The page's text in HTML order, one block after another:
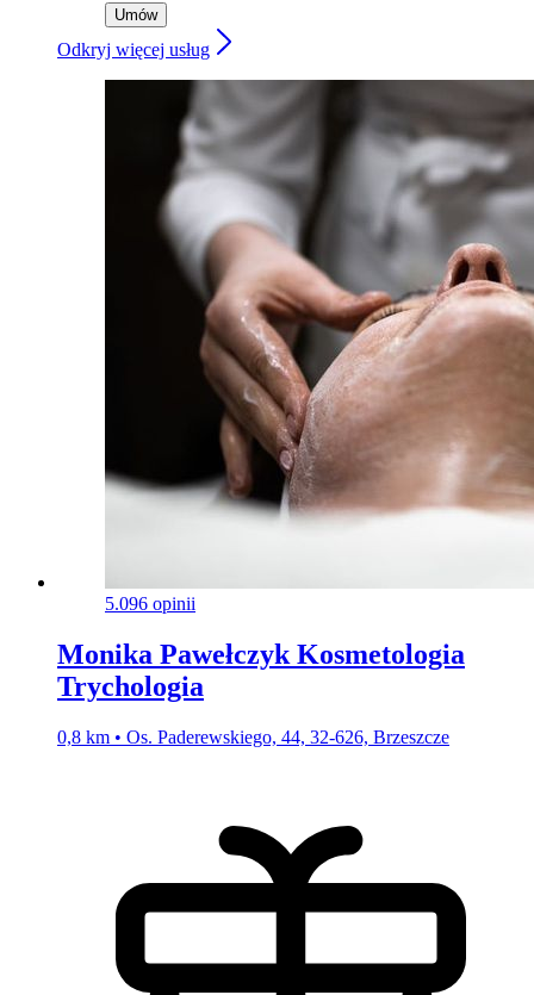
Umów
Odkryj więcej usług
5.096 opinii
Monika Pawełczyk Kosmetologia
Trychologia
0,8 km • Os. Paderewskiego, 44, 32-626, Brzeszcze